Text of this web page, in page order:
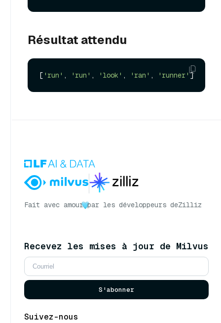
Résultat attendu
[ 'run' , 'run' , 'look' , 'ran' , 'runner'
Fait avec amour par les développeurs deZilliz
Recevez les mises à jour de Milvus
S'abonner
Suivez-nous